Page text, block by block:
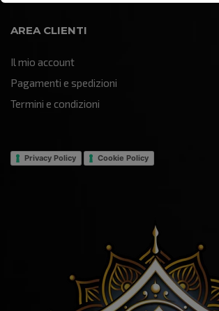
AREA CLIENTI
Il mio account
Pagamenti e spedizioni
Termini e condizioni
Privacy Policy Cookie Policy